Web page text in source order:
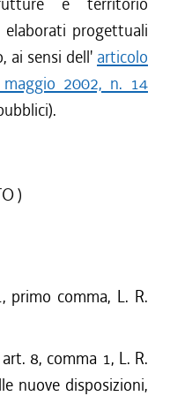
progettuali
ai sensi dell' articolo
2002, n. 14
)
comma, L. R.
8, comma 1, L. R.
nuove disposizioni,